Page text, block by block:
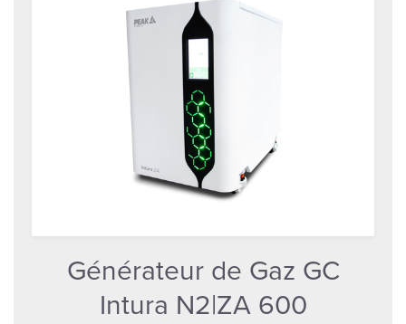
Générateur de Gaz GC
Intura N2|ZA 600